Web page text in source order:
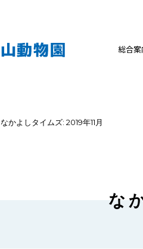
総合案
なかよしタイムズ: 2019年11月
な